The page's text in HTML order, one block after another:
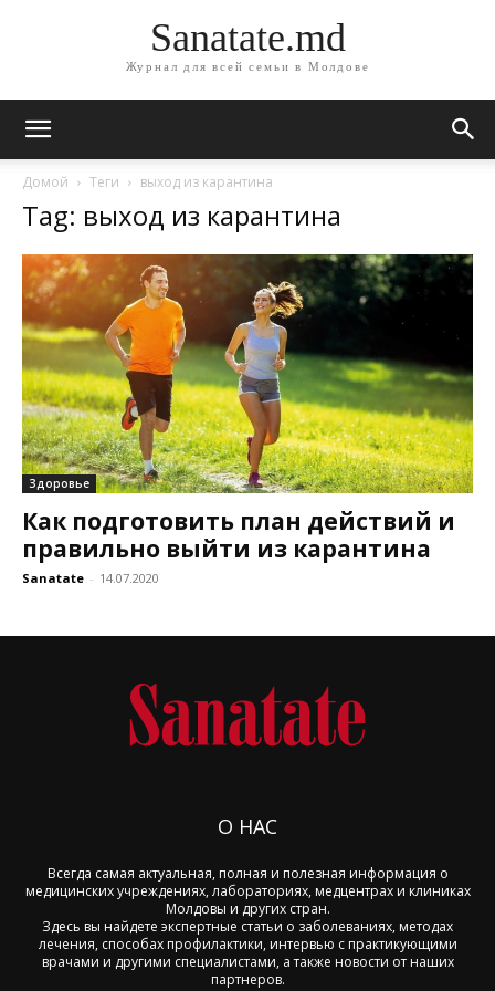
Sanatate.md
Журнал для всей семьи в Молдове
Домой Теги выход из карантина
Tag: выход из карантина
Здоровье
Как подготовить план действий и
правильно выйти из карантина
Sanatate - 14.07.2020
О НАС
Всегда самая актуальная, полная и полезная информация о
медицинских учреждениях, лабораториях, медцентрах и клиниках
Молдовы и других стран.
Здесь вы найдете экспертные статьи о заболеваниях, методах
лечения, способах профилактики, интервью с практикующими
врачами и другими специалистами, а также новости от наших
партнеров.